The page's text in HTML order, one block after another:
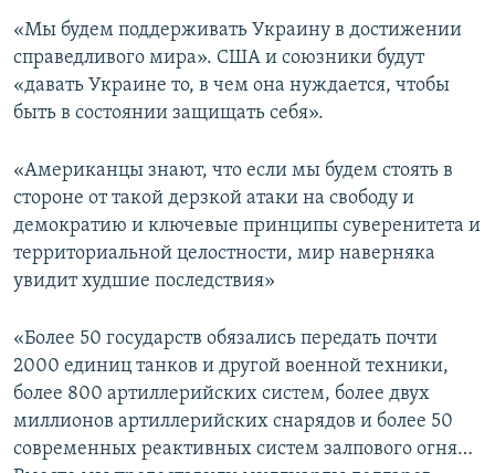
«Мы будем поддерживать Украину в достижении
справедливого мира». США и союзники будут
«давать Украине то, в чем она нуждается, чтобы
быть в состоянии защищать себя».
«Американцы знают, что если мы будем стоять в
стороне от такой дерзкой атаки на свободу и
демократию и ключевые принципы суверенитета и
территориальной целостности, мир наверняка
увидит худшие последствия»
«Более 50 государств обязались передать почти
2000 единиц танков и другой военной техники,
более 800 артиллерийских систем, более двух
миллионов артиллерийских снарядов и более 50
современных реактивных систем залпового огня…